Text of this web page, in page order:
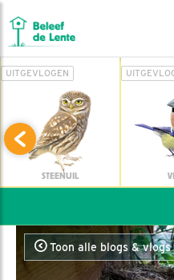
UITGEVLOGEN
STEENUIL
Toon alle blogs & vlogs